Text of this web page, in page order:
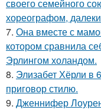
своего семейного
хореографом,
7. Она вместе с
котором сравнила
Эрлингом холандом.
8. Элизабет Хёрли в
приговор стилю.
9. Дженнифер